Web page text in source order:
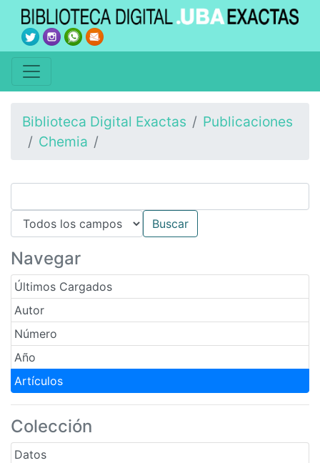
Biblioteca Digital Exactas
Publicaciones
Chemia
Navegar
Últimos Cargados
Autor
Número
Año
Artículos
Colección
Datos